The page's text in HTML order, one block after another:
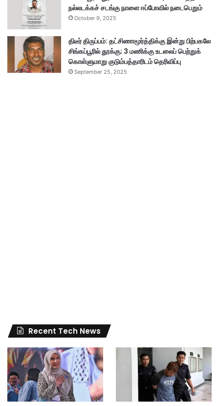
நல்லடக்கச் சடங்கு நாளை ஈப்போவில் நடைபெறும்
October 9, 2025
திடீர் திருப்பம்: தட்சிணாமூர்த்திக்கு இன்று பிற்பகலே
சிங்கப்பூரில் தூக்கு; 3 மணிக்கு உடலைப் பெற்றுக்
கொள்ளுமாறு குடும்பத்தாரிடம் தெரிவிப்பு
September 25, 2025
Recent Tech News